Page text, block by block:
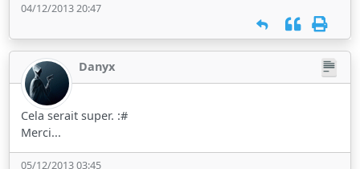
04/12/2013 20:47
Danyx
Cela serait super. :#
Merci...
05/12/2013 03:45